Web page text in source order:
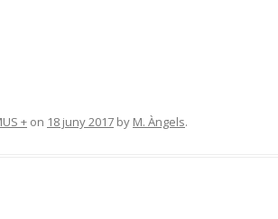
+ on 18 juny 2017 by M. Àngels.